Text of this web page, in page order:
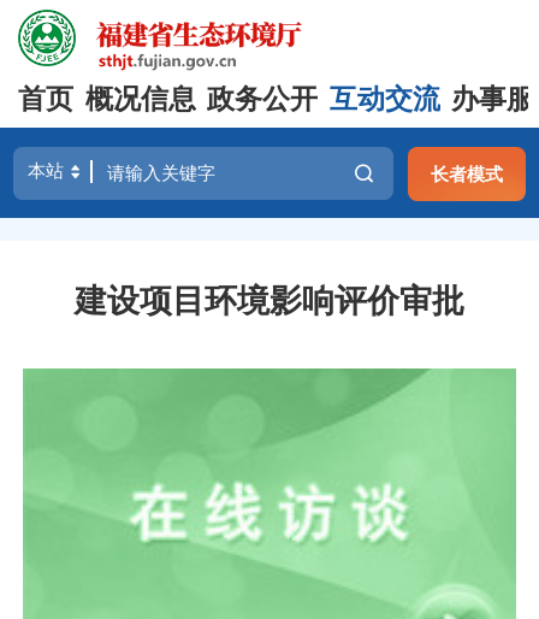
首页 概况信息 政务公开 互动交流 办事
长者模式
建设项目环境影响评价审批